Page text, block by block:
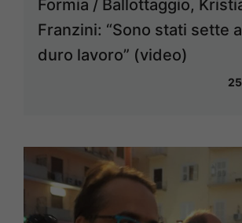
Formia / Ballottaggio,
Franzini: “Sono stati sette
duro lavoro” (video)